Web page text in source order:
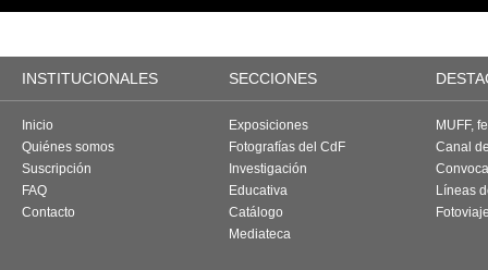
INSTITUCIONALES SECCIONES
Inicio
Quiénes somos
Suscripción
FAQ
Contacto
Exposiciones
Fotografías del CdF
Investigación
Educativa
Catálogo
Mediateca
MUFF,
Canal
Líneas